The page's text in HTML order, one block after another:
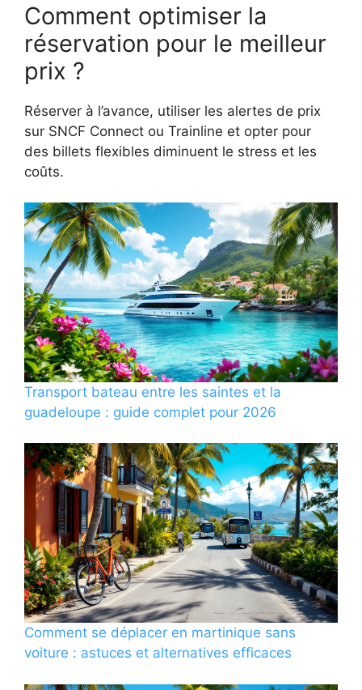
Comment optimiser la
réservation pour le meilleur
prix ?
Réserver à l’avance, utiliser les alertes de prix
sur SNCF Connect ou Trainline et opter pour
des billets flexibles diminuent le stress et les
coûts.
Transport bateau entre les saintes et la
guadeloupe : guide complet pour 2026
Comment se déplacer en martinique sans
voiture : astuces et alternatives efficaces